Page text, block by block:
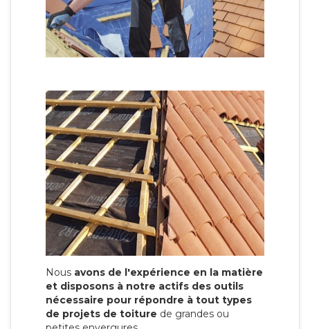
Nous avons de l'expérience en la matière
et disposons à notre actifs des outils
nécessaire pour répondre à tout types
de projets de toiture de grandes ou